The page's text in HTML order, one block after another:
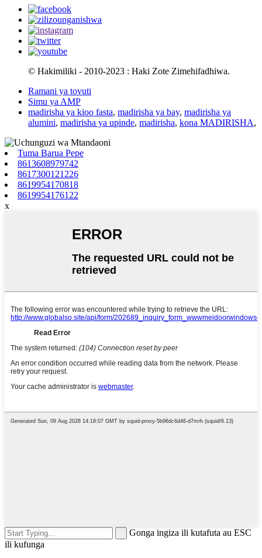
© Hakimiliki - 2010-2023 : Haki Zote Zimehifadhiwa.
Ramani ya tovuti
Simu ya AMP
madirisha ya kioo fasta, madirisha ya bay, madirisha ya
alumini, madirisha ya upinde, madirisha, kona MADIRISHA,
Tuma Barua Pepe
8613608979742
8617300121226
8619954170818
8619954176122
x
Gonga ingiza ili kutafuta au ESC
ili kufunga